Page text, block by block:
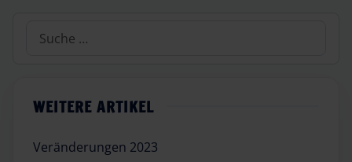
Suchen
WEITERE ARTIKEL
Veränderungen 2023